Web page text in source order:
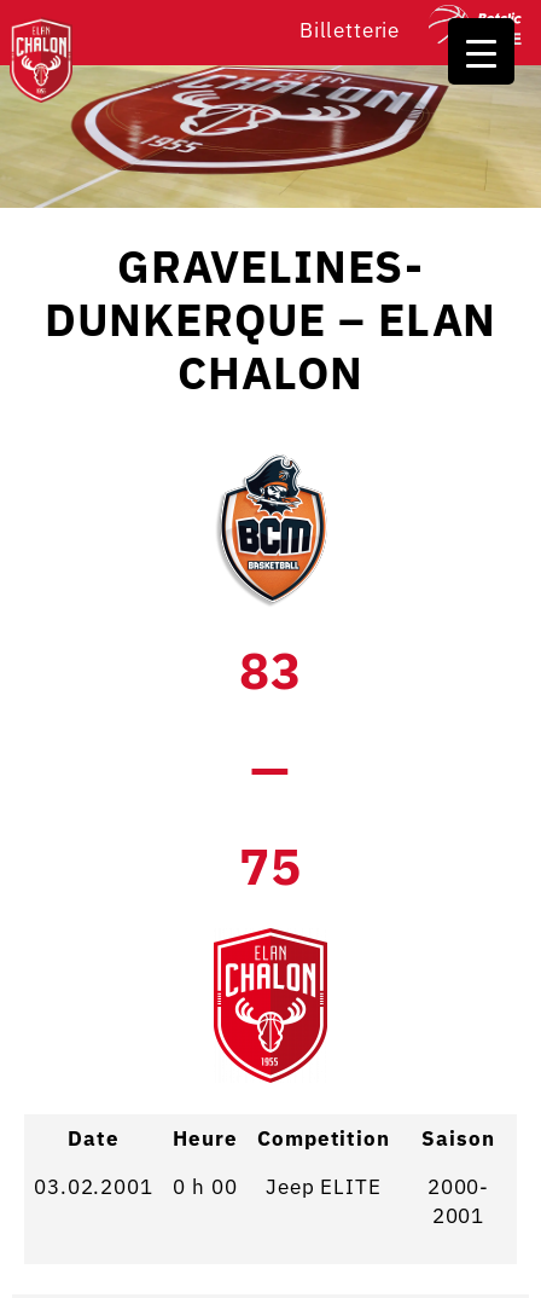
Billetterie
GRAVELINES-
DUNKERQUE – ELAN
CHALON
83
—
75
Date Heure Competition
Saison
03.02.2001
0 h 00 Jeep ELITE
2000-
2001